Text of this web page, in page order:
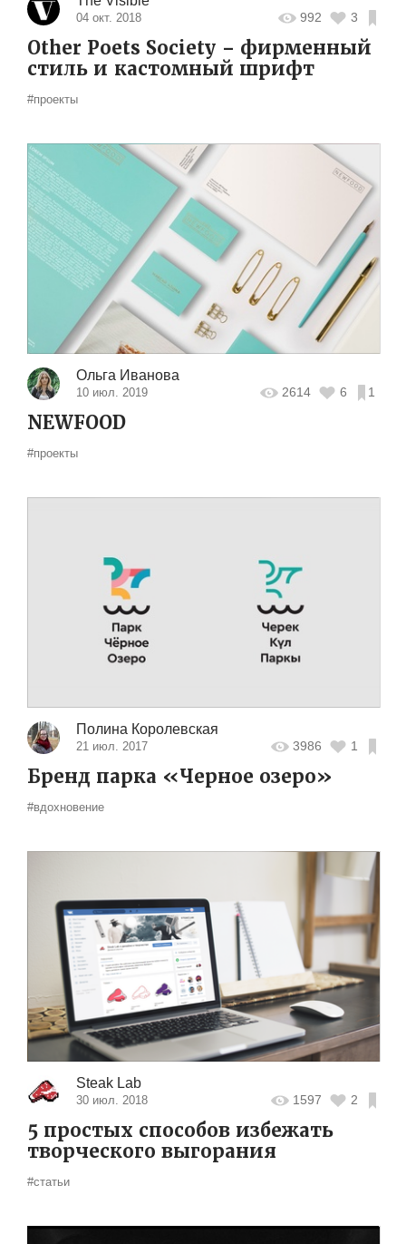
04 окт. 2018 992 3
Other Poets Society – фирменный
стиль и кастомный шрифт
#проекты
Ольга Иванова
10 июл. 2019 2614 6 1
NEWFOOD
#проекты
Полина Королевская
21 июл. 2017 3986 1
Бренд парка «Черное озеро»
#вдохновение
Steak Lab
30 июл. 2018 1597 2
5 простых способов избежать
творческого выгорания
#статьи